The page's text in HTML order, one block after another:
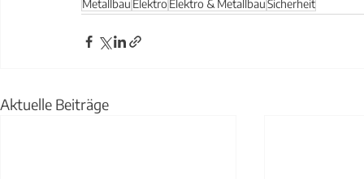
Metallbau Elektro Elektro & MetallbauSicherheit
Aktuelle Beiträge